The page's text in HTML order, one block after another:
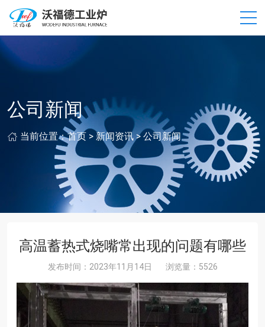
公司新闻
当前位置：首页 > 新闻资讯 >公司新闻
高温蓄热式烧嘴常出现的问题有哪些
发布时间：2023年11月14日 浏览量：5526